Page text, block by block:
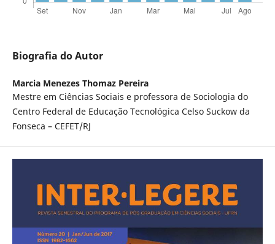
Biografia do Autor
Marcia Menezes Thomaz Pereira
Mestre em Ciências Sociais e professora de Sociologia do
Centro Federal de Educação Tecnológica Celso Suckow da
Fonseca – CEFET/RJ